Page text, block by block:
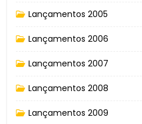
Lançamentos 2005
Lançamentos 2006
Lançamentos 2007
Lançamentos 2008
Lançamentos 2009